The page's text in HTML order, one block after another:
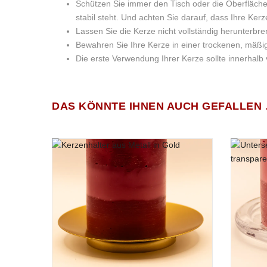
Schützen Sie immer den Tisch oder die
stabil steht. Und achten Sie darauf, dass Ihre
Lassen Sie die Kerze nicht vollständig
Bewahren Sie Ihre Kerze in einer trockenen,
Die erste Verwendung Ihrer Kerze sollte innerhalb
Größe:
Gesamtgewicht:
2ER SET STUMPENKERZEN
Der große „Kuddelmuddel Stumpen“ hat einen
Diese zwei Wachslichtlein bestehen allesamt aus 60%
aus nachhaltigem Raps- und Palmöl gewonnen wird.
Alle von uns eingesetzten Wachse wurden speziell für
Der bewusste Verzicht von Paraffin und/oder
DAS KÖNNTE IHNEN AUCH